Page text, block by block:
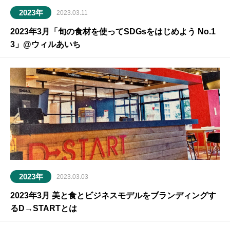
2023年 2023.03.11
2023年3月「旬の食材を使ってSDGsをはじめよう No.1
3」@ウィルあいち
2023年 2023.03.03
2023年3月 美と食とビジネスモデルをブランディングす
るD→STARTとは